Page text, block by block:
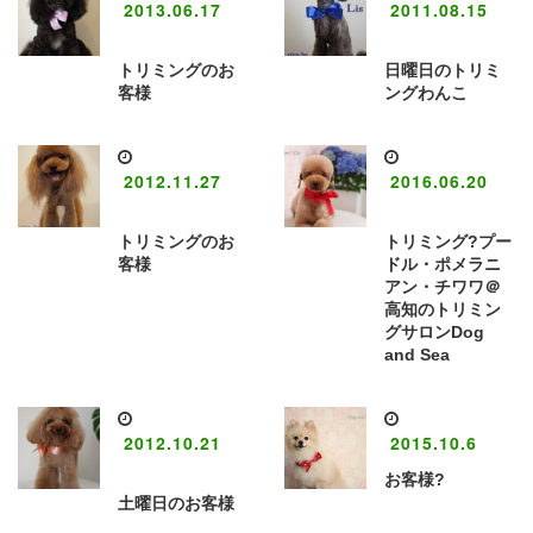
2013.06.17
トリミングのお
客様
2011.08.15
日曜日のトリミ
ングわんこ
2012.11.27
トリミングのお
客様
2016.06.20
トリミング?プー
ドル・ポメラニ
アン・チワワ＠
高知のトリミン
グサロンDog
and Sea
2012.10.21
土曜日のお客様
2015.10.6
お客様?